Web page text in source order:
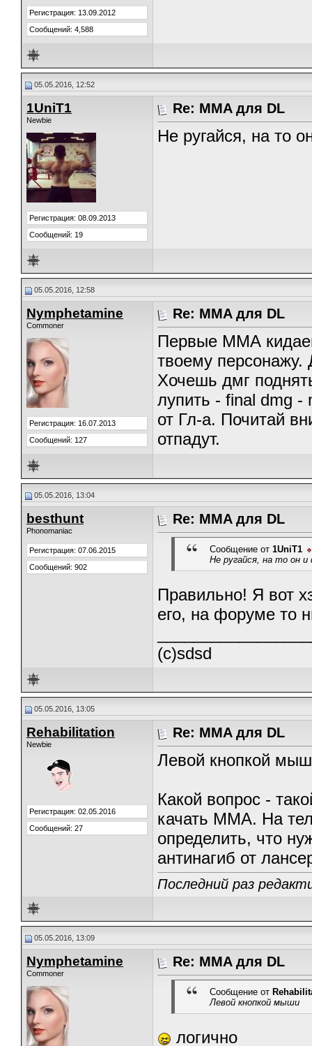
Регистрация: 13.09.2012
Сообщений: 4,588
05.05.2016, 12:52
1UniT1
Newbie
Регистрация: 08.09.2013
Сообщений: 19
Re: MMA для DL
Не ругайся, на то
05.05.2016, 12:58
Nymphetamine
Commoner
Регистрация: 16.07.2013
Сообщений: 127
Re: MMA для DL
Первые ММА
твоему персонажу.
Хочешь дмг
лупить - final dmg -
от Гл-а. Почитай
отпадут.
05.05.2016, 13:04
besthunt
Phonomaniac
Регистрация: 07.06.2015
Сообщений: 902
Re: MMA для DL
Сообщение от 1UniT1
Не ругайся, на то он
Правильно! Я вот
его, на форуме то
(c)sdsd
05.05.2016, 13:05
Rehabilitation
Newbie
Регистрация: 02.05.2016
Сообщений: 27
Re: MMA для DL
Левой кнопкой
Какой вопрос -
качать ММА. На
определить, что
антинагиб от
Последний раз
05.05.2016, 13:09
Nymphetamine
Commoner
Re: MMA для DL
Сообщение от
Левой кнопкой мыши
логично